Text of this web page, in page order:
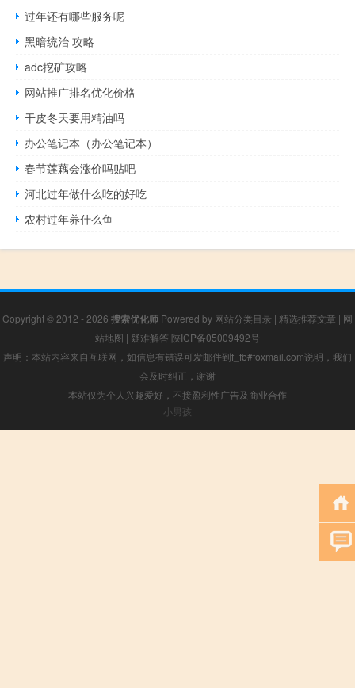
过年还有哪些服务呢
黑暗统治 攻略
adc挖矿攻略
网站推广排名优化价格
干皮冬天要用精油吗
办公笔记本（办公笔记本）
春节莲藕会涨价吗贴吧
河北过年做什么吃的好吃
农村过年养什么鱼
Copyright © 2012 - 2026 搜索优化师 Powered by 网站分类目录 | 精选推荐文章 | 网
站地图 | 疑难解答 陕ICP备05009492号
声明：本站内容来自互联网，如信息有错误可发邮件到f_fb#foxmail.com说明，我们
会及时纠正，谢谢
本站仅为个人兴趣爱好，不接盈利性广告及商业合作
小男孩